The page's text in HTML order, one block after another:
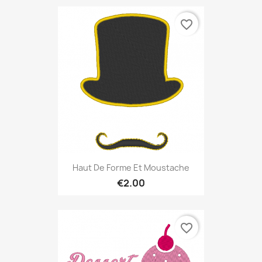
Haut De Forme Et Moustache
€2.00
favorite_border
favorite_border